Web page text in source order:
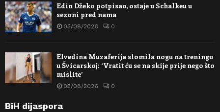
Edin Džeko potpisao, ostaje u Schalkeu u
sezoni pred nama
03/08/2026 0
Elvedina Muzaferija slomila nogu na treningu
u Švicarskoj: ‘Vratit ću se na skije prije nego što
mislite’
03/08/2026 0
BiH dijaspora